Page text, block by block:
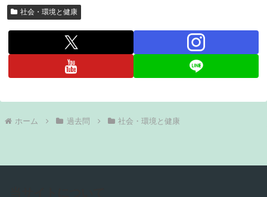
社会・環境と健康
ホーム 過去問 社会・環境と健康